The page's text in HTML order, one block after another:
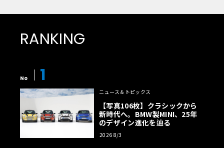
RANKING
No 1
ニュース＆トピックス
【写真106枚】クラシックから
新時代へ。BMW製MINI、25年
のデザイン進化を辿る
2026 8/3